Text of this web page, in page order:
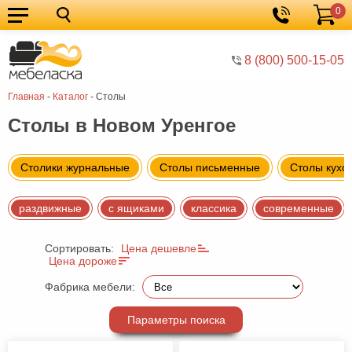
8 (800) 500-15-05
Корзина
0
Главная - Каталог - Столы
Кухонные
гарнитуры
Мебель
для
кухни
Мебель
для
спальни
Кровати
Шкафы
Диваны
Мягкая
мебель
Детская
Столы в Новом Уренгое
Столики журнальные Столы письменные Столы
раздвижные с ящиками классика современные
Сортировать:
Цена дешевле
Цена дороже
Фабрика мебели:
Параметры поиска